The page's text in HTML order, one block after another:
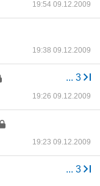
19:54 09.12.2009
19:38 09.12.2009
... 3
19:26 09.12.2009
19:23 09.12.2009
... 3